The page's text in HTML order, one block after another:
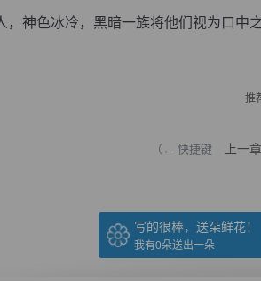
神色冰冷，黑暗一族将他们视为口中
推
（← 快捷键 上一章
写的很棒，送朵鲜花！
我有0朵送出一朵